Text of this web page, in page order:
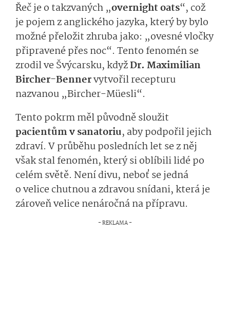
Řeč je o takzvaných „overnight oats“, což
je pojem z anglického jazyka, který by bylo
možné přeložit zhruba jako: „ovesné vločky
připravené přes noc“. Tento fenomén se
zrodil ve Švýcarsku, kdyžDr. Maximilian
Bircher-Bennervytvořil recepturu
nazvanou „Bircher-Müesli“.
Tento pokrm měl původně sloužit
pacientům v sanatoriu, aby podpořil jejich
zdraví. V průběhu posledních let se z něj
však stal fenomén, který si oblíbili lidé po
celém světě. Není divu, neboť se jedná
o velice chutnou a zdravou snídani, která je
zároveň velice nenáročná na přípravu.